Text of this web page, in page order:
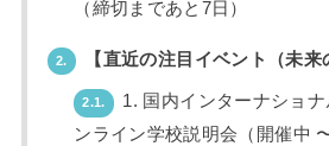
（締切まであと7日）
2. 【直近の注目イベント（未来
2.1.
1. 国内インターナショ
ンライン学校説明会（開催中